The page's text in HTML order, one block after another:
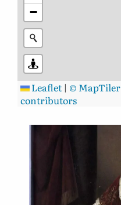
−
Leaflet | © MapTiler
contributors